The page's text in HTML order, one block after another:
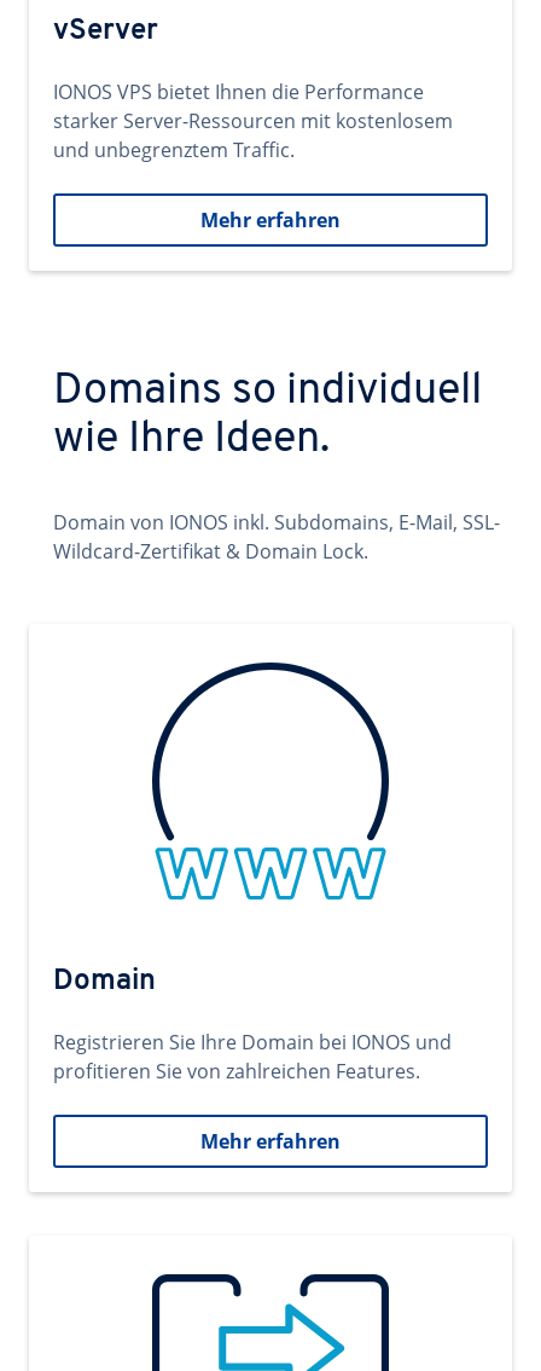
vServer
IONOS VPS bietet Ihnen die Performance
starker Server-Ressourcen mit kostenlosem
und unbegrenztem Traffic.
Mehr erfahren
Domains so individuell
wie Ihre Ideen.
Domain von IONOS inkl. Subdomains, E-Mail, SSL-
Wildcard-Zertifikat & Domain Lock.
Domain
Registrieren Sie Ihre Domain bei IONOS und
profitieren Sie von zahlreichen Features.
Mehr erfahren